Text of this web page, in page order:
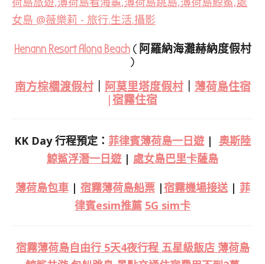
Henann Resort Alona Beach( 阿羅納海灘赫納度假村
)
南方棕櫚渡假村｜ 阿莫里塔度假村｜ 薄荷島住宿
宿霧住宿
KK Day 行程預定： 菲律賓薄荷島一日遊|
奧斯陸
鯨鯊浮潛一日遊| 處女島巴里卡薩島
薄荷島包車| 宿霧薄荷島船票|宿霧機場接送| 菲
律賓esim推薦 5G sim卡
宿霧薄荷島自由行 5天4夜行程 五星級飯店 薄荷島